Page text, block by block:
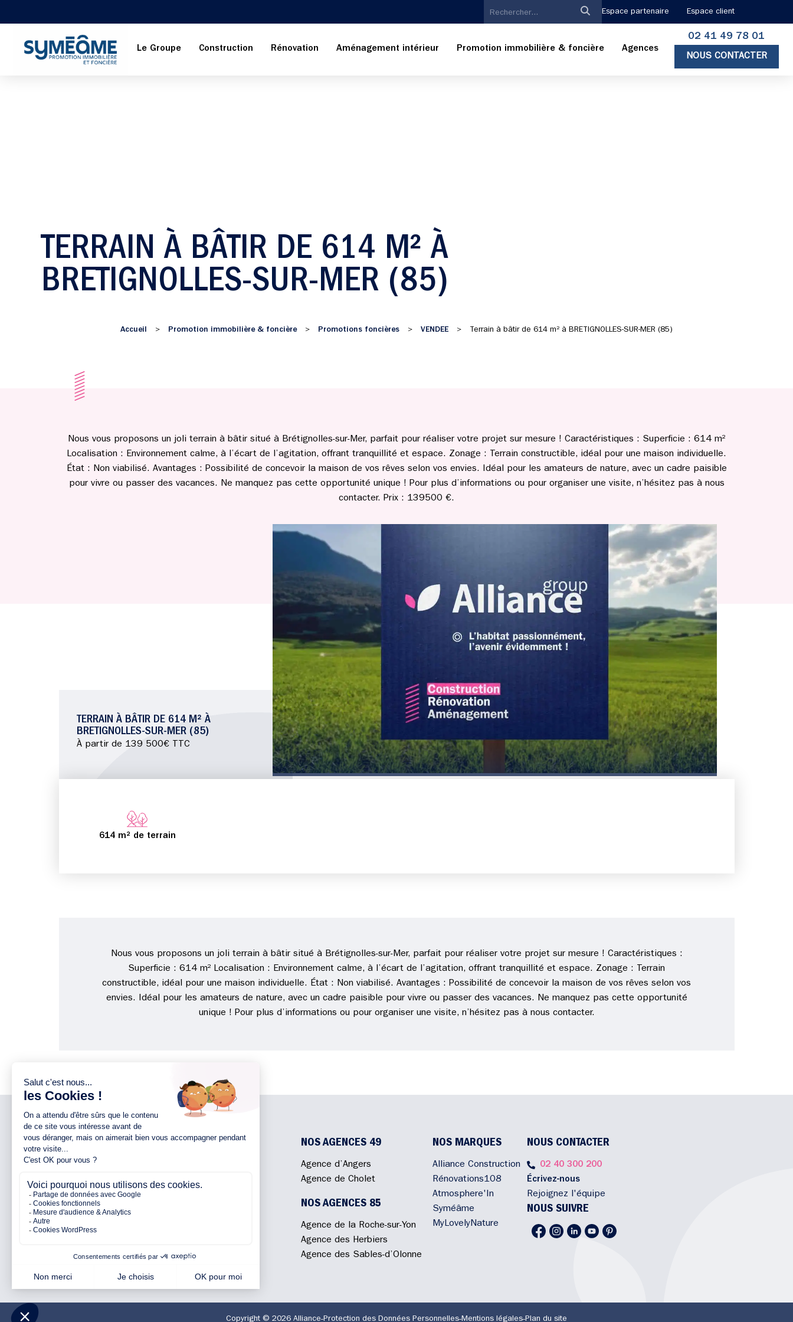
Espace partenaire Espace client
Le Groupe Construction Rénovation Aménagement intérieur Promotion immobilière & foncière Agences
02 41 49 78 01
NOUS CONTACTER
TERRAIN À BÂTIR DE 614 M² À
BRETIGNOLLES-SUR-MER (85)
Accueil > Promotion immobilière & foncière > Promotions foncières > VENDEE > Terrain à bâtir de 614 m² à BRETIGNOLLES-SUR-MER (85)
Nous vous proposons un joli terrain à bâtir situé à Brétignolles-sur-Mer, parfait pour réaliser votre projet sur mesure ! Caractéristiques : Superficie : 614 m²
Localisation : Environnement calme, à l’écart de l’agitation, offrant tranquillité et espace. Zonage : Terrain constructible, idéal pour une maison individuelle.
État : Non viabilisé. Avantages : Possibilité de concevoir la maison de vos rêves selon vos envies. Idéal pour les amateurs de nature, avec un cadre paisible
pour vivre ou passer des vacances. Ne manquez pas cette opportunité unique ! Pour plus d’informations ou pour organiser une visite, n’hésitez pas à nous
contacter. Prix : 139500 €.
TERRAIN À BÂTIR DE 614 M² À
BRETIGNOLLES-SUR-MER (85)
À partir de 139 500€ TTC
614 m² de terrain
Nous vous proposons un joli terrain à bâtir situé à Brétignolles-sur-Mer, parfait pour réaliser votre projet sur mesure ! Caractéristiques :
Superficie : 614 m² Localisation : Environnement calme, à l’écart de l’agitation, offrant tranquillité et espace. Zonage : Terrain
constructible, idéal pour une maison individuelle. État : Non viabilisé. Avantages : Possibilité de concevoir la maison de vos rêves selon vos
envies. Idéal pour les amateurs de nature, avec un cadre paisible pour vivre ou passer des vacances. Ne manquez pas cette opportunité
unique ! Pour plus d’informations ou pour organiser une visite, n’hésitez pas à nous contacter.
NOTRE ENTREPRISE
Notre entreprise
Nos engagements
Nos partenaires
Avis clients
NOS AGENCES 44
Agence de Nantes
NOS AGENCES 49
Agence d’Angers
Agence de Cholet
NOS AGENCES 85
Agence de la Roche-sur-Yon
Agence des Herbiers
Agence des Sables-d’Olonne
NOS MARQUES
Alliance Construction
Rénovations108
Atmosphere'In
Syméâme
MyLovelyNature
NOUS CONTACTER
02 40 300 200
Écrivez-nous
Rejoignez l'équipe
NOUS SUIVRE
Copyright © 2026 Alliance Protection des Données Personnelles Mentions légales Plan du site